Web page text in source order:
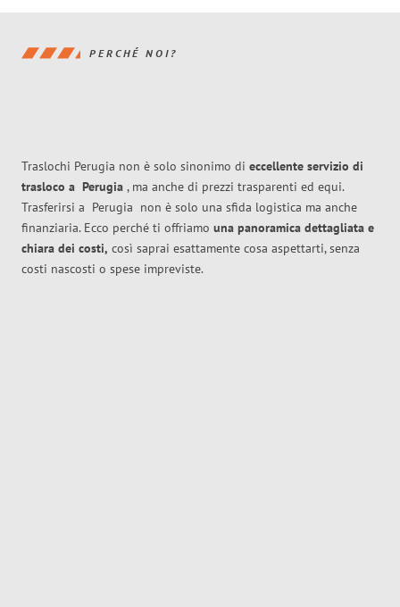
PERCHÉ NOI?
Traslochi Perugia non è solo sinonimo di eccellente servizio di
trasloco a Perugia , ma anche di prezzi trasparenti ed equi.
Trasferirsi a Perugia non è solo una sfida logistica ma anche
finanziaria. Ecco perché ti offriamo una panoramica dettagliata e
chiara dei costi, così saprai esattamente cosa aspettarti, senza
costi nascosti o spese impreviste.